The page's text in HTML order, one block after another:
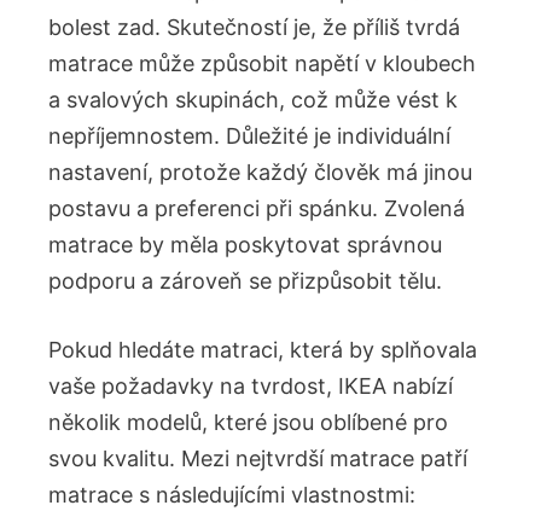
bolest zad. Skutečností je, že příliš​ tvrdá
matrace může způsobit napětí v kloubech
a svalových skupinách,​ což může vést k​
nepříjemnostem. Důležité je individuální
nastavení,​ protože každý člověk má jinou
postavu a preferenci ‌při spánku. Zvolená
matrace by měla poskytovat správnou
podporu a zároveň ‌se ⁤přizpůsobit tělu.
Pokud hledáte matraci, která by splňovala
vaše⁢ požadavky na tvrdost, IKEA nabízí
několik modelů, které jsou oblíbené pro
svou kvalitu. ‌Mezi nejtvrdší matrace patří
matrace s následujícími vlastnostmi: